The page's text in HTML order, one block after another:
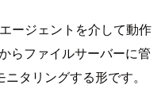
ージェントを介して動作
らファイルサーバーに管
タリングする形です。